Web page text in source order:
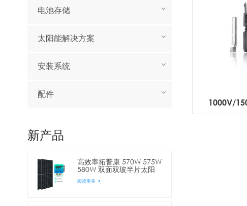
1000V/
电池存储
太阳能解决方案
安装系统
配件
新产品
高效率拓普康 570W 575W
580W 双面双玻半片太阳
能电池板
阅读更多